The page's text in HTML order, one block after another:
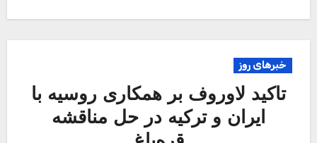
خبرهای روز
تاکید لاوروف بر همکاری روسیه با
ایران و ترکیه در حل مناقشه